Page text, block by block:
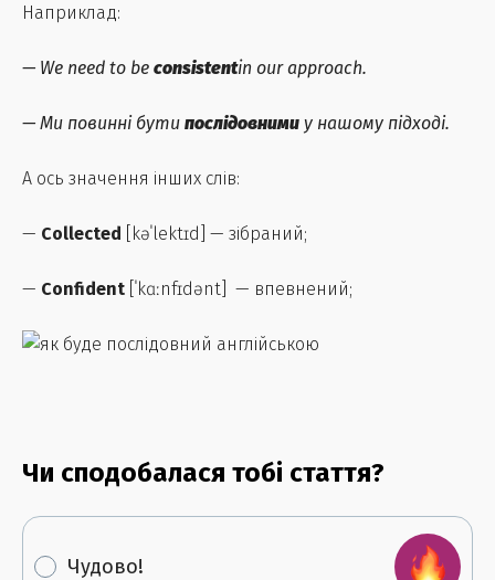
Наприклад:
— We need to be consistentin our approach.
— Ми повинні бути послідовними у нашому підході.
А ось значення інших слів:
— Collected [kəˈlektɪd] — зібраний;
— Confident [ˈkɑːnfɪdənt] — впевнений;
Чи сподобалася тобі стаття?
Чудово!